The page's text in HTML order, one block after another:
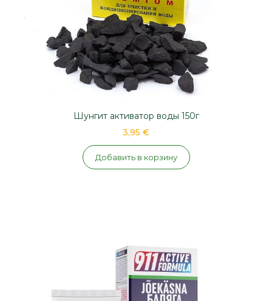
Шунгит активатор воды 150г
3,95 €
Добавить в корзину